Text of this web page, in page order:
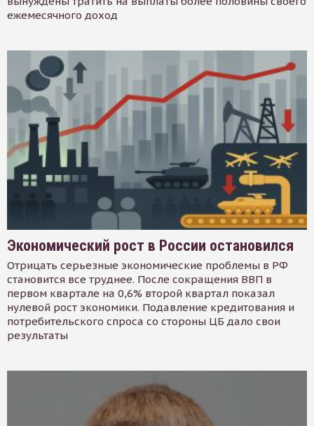
ежемесячного доход
Экономический рост в России остановился
Отрицать серьезные экономические проблемы в РФ
становится все труднее. После сокращения ВВП в
первом квартале на 0,6% второй квартал показал
нулевой рост экономики. Подавление кредитования и
потребительского спроса со стороны ЦБ дало свои
результаты